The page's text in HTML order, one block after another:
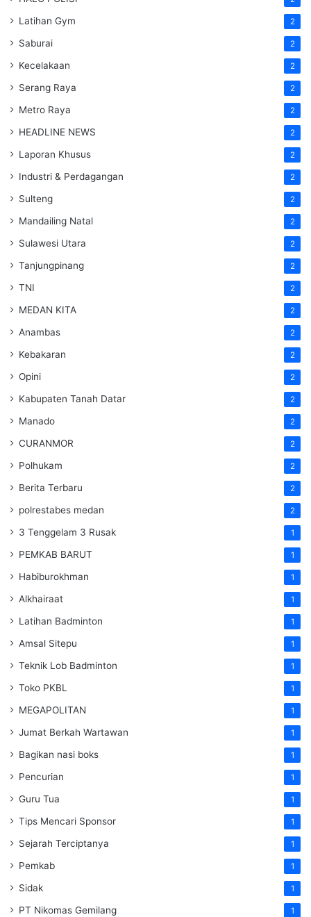
Latihan Gym 2
Saburai 2
Kecelakaan 2
Serang Raya 2
Metro Raya 2
HEADLINE NEWS 2
Laporan Khusus 2
Industri & Perdagangan 2
Sulteng 2
Mandailing Natal 2
Sulawesi Utara 2
Tanjungpinang 2
TNI 2
MEDAN KITA 2
Anambas 2
Kebakaran 2
Opini 2
Kabupaten Tanah Datar 2
Manado 2
CURANMOR 2
Polhukam 2
Berita Terbaru 2
polrestabes medan 2
3 Tenggelam 3 Rusak 1
PEMKAB BARUT 1
Habiburokhman 1
Alkhairaat 1
Latihan Badminton 1
Amsal Sitepu 1
Teknik Lob Badminton 1
Toko PKBL 1
MEGAPOLITAN 1
Jumat Berkah Wartawan 1
Bagikan nasi boks 1
Pencurian 1
Guru Tua 1
Tips Mencari Sponsor 1
Sejarah Terciptanya 1
Pemkab 1
Sidak 1
PT Nikomas Gemilang 1